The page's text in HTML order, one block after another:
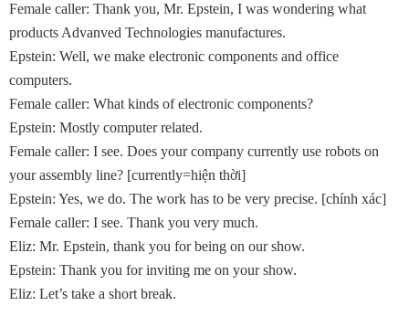
Female caller: Thank you, Mr. Epstein, I was wondering what
products Advanved Technologies manufactures.
Epstein: Well, we make electronic components and office
computers.
Female caller: What kinds of electronic components?
Epstein: Mostly computer related.
Female caller: I see. Does your company currently use robots on
your assembly line? [currently=hiện thời]
Epstein: Yes, we do. The work has to be very precise. [chính xác]
Female caller: I see. Thank you very much.
Eliz: Mr. Epstein, thank you for being on our show.
Epstein: Thank you for inviting me on your show.
Eliz: Let’s take a short break.